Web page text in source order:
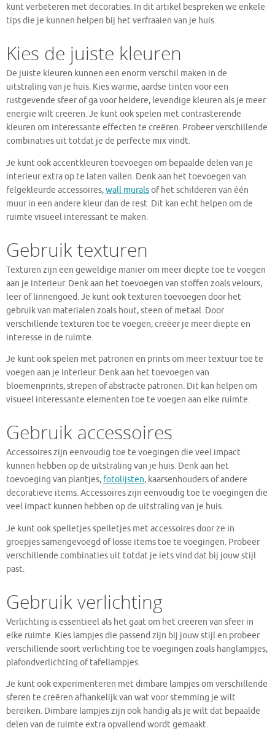
kunt verbeteren met decoraties. In dit artikel bespreken we enkele
tips die je kunnen helpen bij het verfraaien van je huis.
Kies de juiste kleuren
De juiste kleuren kunnen een enorm verschil maken in de
uitstraling van je huis. Kies warme, aardse tinten voor een
rustgevende sfeer of ga voor heldere, levendige kleuren als je meer
energie wilt creëren. Je kunt ook spelen met contrasterende
kleuren om interessante effecten te creëren. Probeer verschillende
combinaties uit totdat je de perfecte mix vindt.
Je kunt ook accentkleuren toevoegen om bepaalde delen van je
interieur extra op te laten vallen. Denk aan het toevoegen van
felgekleurde accessoires,wall muralsof het schilderen van één
muur in een andere kleur dan de rest. Dit kan echt helpen om de
ruimte visueel interessant te maken.
Gebruik texturen
Texturen zijn een geweldige manier om meer diepte toe te voegen
aan je interieur. Denk aan het toevoegen van stoffen zoals velours,
leer of linnengoed. Je kunt ook texturen toevoegen door het
gebruik van materialen zoals hout, steen of metaal. Door
verschillende texturen toe te voegen, creëer je meer diepte en
interesse in de ruimte.
Je kunt ook spelen met patronen en prints om meer textuur toe te
voegen aan je interieur. Denk aan het toevoegen van
bloemenprints, strepen of abstracte patronen. Dit kan helpen om
visueel interessante elementen toe te voegen aan elke ruimte.
Gebruik accessoires
Accessoires zijn eenvoudig toe te voegingen die veel impact
kunnen hebben op de uitstraling van je huis. Denk aan het
toevoeging van plantjes, fotolijsten, kaarsenhouders of andere
decoratieve items. Accessoires zijn eenvoudig toe te voegingen die
veel impact kunnen hebben op de uitstraling van je huis.
Je kunt ook spelletjes spelletjes met accessoires door ze in
groepjes samengevoegd of losse items toe te voegingen. Probeer
verschillende combinaties uit totdat je iets vind dat bij jouw stijl
past.
Gebruik verlichting
Verlichting is essentieel als het gaat om het creëren van sfeer in
elke ruimte. Kies lampjes die passend zijn bij jouw stijl en probeer
verschillende soort verlichting toe te voegingen zoals hanglampjes,
plafondverlichting of tafellampjes.
Je kunt ook experimenteren met dimbare lampjes om verschillende
sferen te creëren afhankelijk van wat voor stemming je wilt
bereiken. Dimbare lampjes zijn ook handig als je wilt dat bepaalde
delen van de ruimte extra opvallend wordt gemaakt.